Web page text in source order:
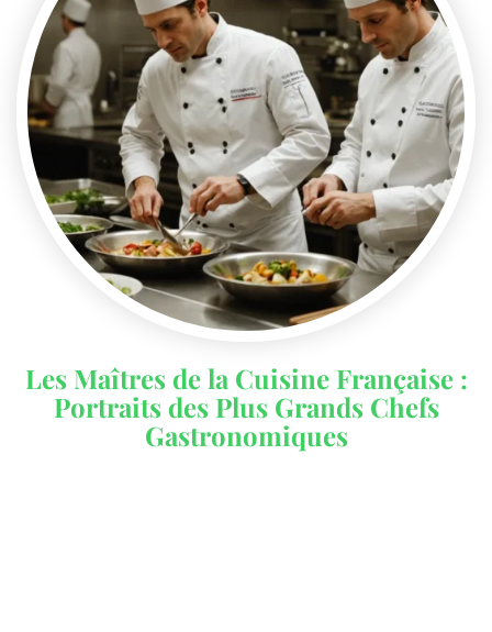
Les Maîtres de la Cuisine Française :
Portraits des Plus Grands Chefs
Gastronomiques